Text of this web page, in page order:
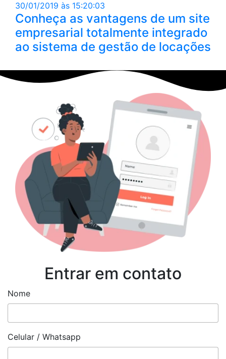
30/01/2019 às 15:20:03
Conheça as vantagens de um site
empresarial totalmente integrado
ao sistema de gestão de locações
Entrar em contato
Nome
Celular / Whatsapp